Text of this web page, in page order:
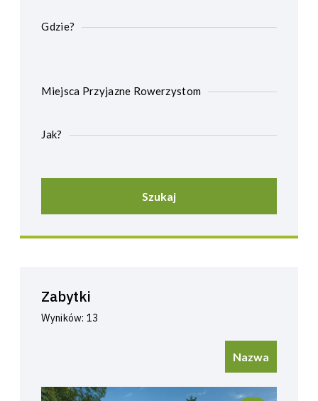
Gdzie?
Miejsca Przyjazne Rowerzystom
Jak?
Szukaj
Zabytki
Wyników: 13
Nazwa